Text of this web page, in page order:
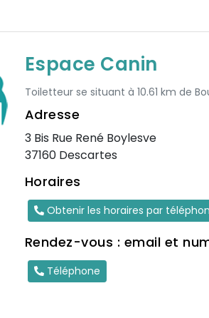
Espace Canin
Toiletteur se situant à 10.61 km de
Adresse
3 Bis Rue René Boylesve
37160 Descartes
Horaires
Obtenir les horaires par
Rendez-vous : email et
Téléphone